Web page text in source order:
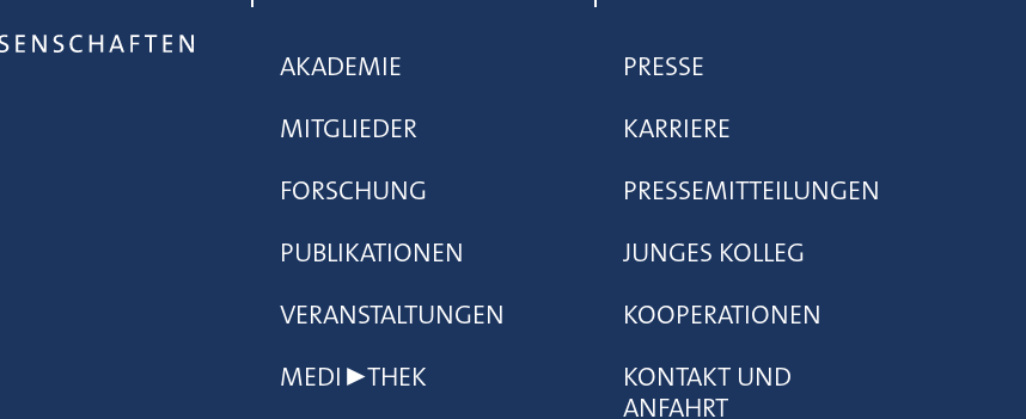
AKADEMIE
MITGLIEDER
FORSCHUNG
PUBLIKATIONEN
VERANSTALTUNGEN
MEDI▶THEK
PRESSE
KARRIERE
PRESSEMITTEILUNGEN
JUNGES KOLLEG
KOOPERATIONEN
KONTAKT UND
ANFAHRT